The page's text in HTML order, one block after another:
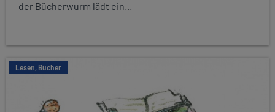
der Bücherwurm lädt ein...
Lesen, Bücher